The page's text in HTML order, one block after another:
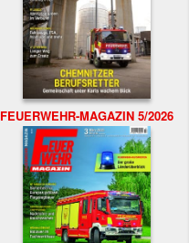
FEUERWEHR-MAGAZIN 5/2026